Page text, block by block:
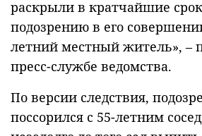
раскрыли в кратчайшие
подозрению в его
летний местный житель», –
пресс-службе ведомства.
По версии следствия,
поссорился с 55-летним